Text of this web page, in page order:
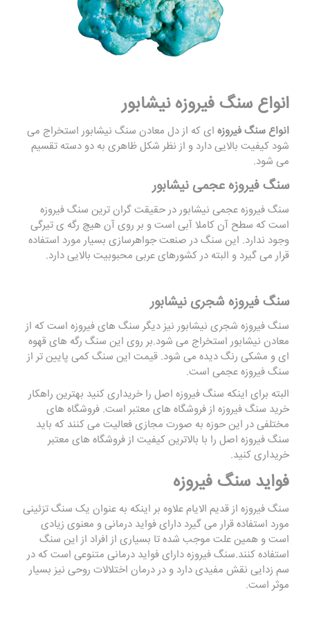
انواع سنگفیروزه نیشابور
انواع سنگ فیروزه ای که از دل معادن سنگ نیشابور استخراج می
شود کیفیت بالایی دارد و از نظر شکل ظاهری به دو دسته تقسیم
می شود.
سنگ فیروزه عجمی نیشابور
سنگ فیروزه عجمی نیشابور در حقیقت گران ترین سنگ فیروزه
است که سطح آن کاملا آبی است و بر روی آن هیچ رگه ی تیرگی
وجود ندارد. این سنگ در صنعت جواهرسازی بسیار مورد استفاده
قرار می گیرد و البته در کشورهای عربی محبوبیت بالایی دارد.
سنگ فیروزه شجری نیشابور
سنگ فیروزه شجری نیشابور نیز دیگر سنگ های فیروزه است که از
معادن نیشابور استخراج می شود.بر روی این سنگ رگه های قهوه
ای و مشکی رنگ دیده می شود. قیمت این سنگ کمی پایین تر از
سنگ فیروزه عجمی است.
البته برای اینکه سنگ فیروزه اصل را خریداری کنید بهترین راهکار
خرید سنگ فیروزه از فروشگاه های معتبر است. فروشگاه های
مختلفی در این حوزه به صورت مجازی فعالیت می کنند که باید
سنگ فیروزه اصل را با بالاترین کیفیت از فروشگاه های معتبر
خریداری کنید.
فواید سنگ فیروزه
سنگ فیروزه از قدیم الایام علاوه بر اینکه به عنوان یک سنگ تزئینی
مورد استفاده قرار می گیرد دارای فواید درمانی و معنوی زیادی
است و همین علت موجب شده تا بسیاری از افراد از این سنگ
استفاده کنند.سنگ فیروزه دارای فواید درمانی متنوعی است که در
سم زدایی نقش مفیدی دارد و در درمان اختلالات روحی نیز بسیار
موثر است.